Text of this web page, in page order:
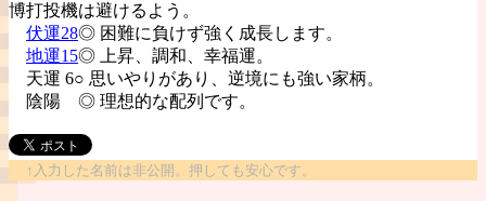
博打投機は避けるよう。
伏運28◎ 困難に負けず強く成長します。
地運15◎ 上昇、調和、幸福運。
天運 6○ 思いやりがあり、逆境にも強い家柄。
陰陽 ◎ 理想的な配列です。
↑入力した名前は非公開。押しても安心です。